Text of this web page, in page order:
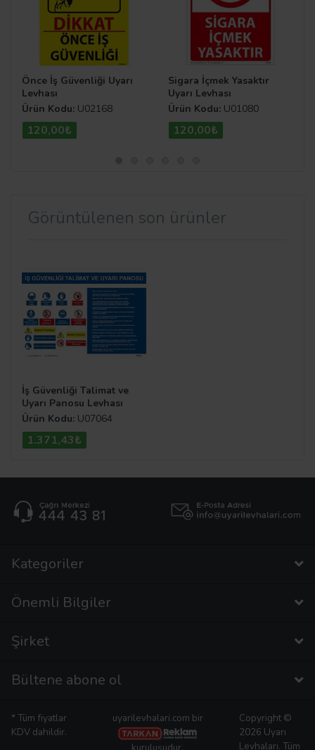
Önce İş Güvenliği Uyarı
Levhası
Ürün Kodu: U02168
120,00₺
Sigara İçmek Yasaktır
Uyarı Levhası
Ürün Kodu: U01080
120,00₺
Görüntülenen son ürünler
İş Güvenliği Talimat ve
Uyarı Panosu Levhası
Ürün Kodu: U07064
1.371,43₺
Kategoriler
Önemli Bilgiler
Şirket
Bültene abone ol
* Tüm fiyatlar
KDV dahildir.
uyarilevhalari.com bir
Copyright ©
2026 Uyarı
Levhaları. Tüm